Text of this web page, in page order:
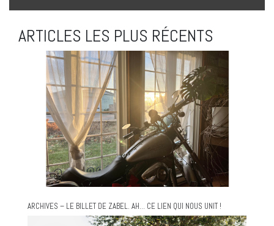
ARTICLES LES PLUS RÉCENTS
ARCHIVES – LE BILLET DE ZABEL. AH… CE LIEN QUI NOUS UNIT !